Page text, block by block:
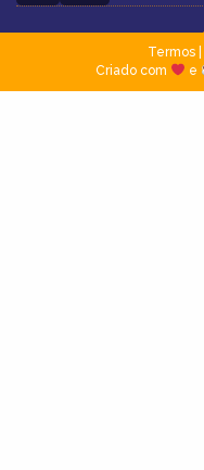
Termos|
Criado com
e